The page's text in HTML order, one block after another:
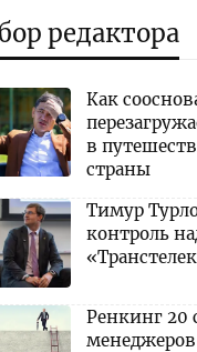
редактора
Как
в
страны
Тимур
контроль
Ренкинг 20